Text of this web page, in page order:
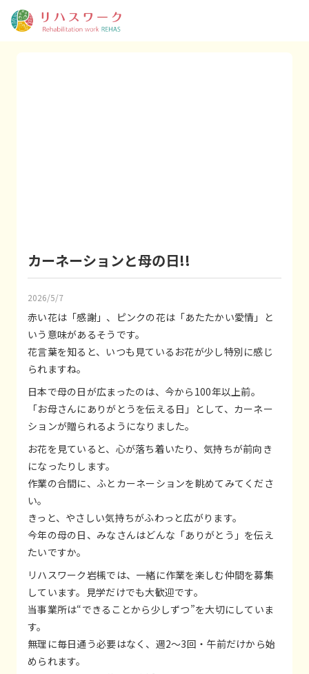
カーネーションと母の日!!
2026/5/7
赤い花は「感謝」、ピンクの花は「あたたかい愛情」と
いう意味があるそうです。
花言葉を知ると、いつも見ているお花が少し特別に感じ
られますね。
日本で母の日が広まったのは、今から100年以上前。
「お母さんにありがとうを伝える日」として、カーネー
ションが贈られるようになりました。
お花を見ていると、心が落ち着いたり、気持ちが前向き
になったりします。
作業の合間に、ふとカーネーションを眺めてみてくださ
い。
きっと、やさしい気持ちがふわっと広がります。
今年の母の日、みなさんはどんな「ありがとう」を伝え
たいですか。
リハスワーク岩槻では、一緒に作業を楽しむ仲間を募集
しています。見学だけでも大歓迎です。
当事業所は“できることから少しずつ”を大切にしていま
す。
無理に毎日通う必要はなく、週2〜3回・午前だけから始
められます。